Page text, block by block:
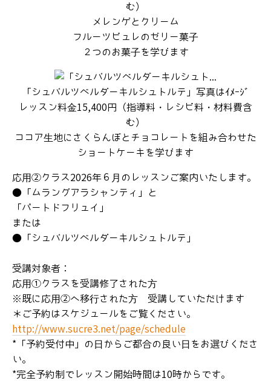
イベントレッスン
お申込み/キャンセル
受講規約
プロフィール
定番のお菓子達ご紹介
【生菓子】ホールケーキ
季節限定のお菓子達
記念日にお菓子を
Salon de Thé Sucre
サロン営業スケジュール
アクセス
お問い合わせ
む）
メレンゲとクリーム
フルーツピュレのゼリー菓子
２つのお菓子を学びます
「シュバルツベルダーキルシュトルテ」写真はｲﾒｰｼﾞ
レッスン料金15,400円（指導料・レシピ料・材料費含
む）
ココア生地にさくらんぼとチョコレートを組み合わせた
ショートケーキを学びます
応用②クラス2026年６月のレッスンご案内いたします。
●「ムラングアラシャンティ」と
「パートドフリュイ」
または
●「シュバルツベルダーキルシュトルテ」
受講対象者：
応用①クラスを受講修了された方
※既に応用②へ移行された方 受講していただけます
＊ご予約はスケジュールをご覧ください。
http://www.sucre3.net/page/schedule
*「予約受付中」の日からご都合の良い日をお選びくださ
い。
*完全予約制でレッスン開始時間は10時からです。